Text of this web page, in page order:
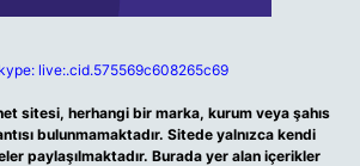
live:.cid.575569c608265c69
sitesi, herhangi bir marka, kurum veya şahıs
bulunmamaktadır. Sitede yalnızca kendi
paylaşılmaktadır. Burada yer alan içerikler